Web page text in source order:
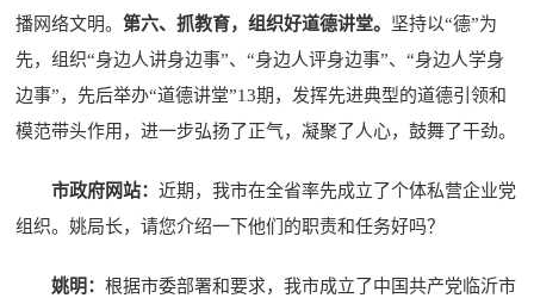
播网络文明。第六、抓教育，组织好道德讲堂。 坚持以“德”为
先，组织“身边人讲身边事”、“身边人评身边事”、“身边人学身
边事”，先后举办“道德讲堂”13期，发挥先进典型的道德引领和
模范带头作用，进一步弘扬了正气，凝聚了人心，鼓舞了干劲。
市政府网站：近期，我市在全省率先成立了个体私营企业党
组织。姚局长，请您介绍一下他们的职责和任务好吗？
姚明：根据市委部署和要求，我市成立了中国共产党临沂市